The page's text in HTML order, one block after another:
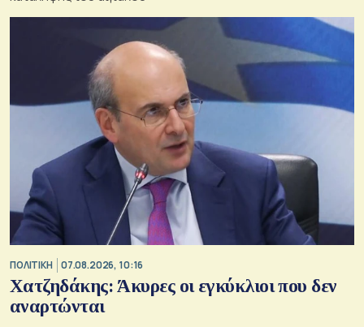
ΠΟΛΙΤΙΚΗ 07.08.2026, 10:16
Χατζηδάκης: Άκυρες οι εγκύκλιοι που δεν
αναρτώνται